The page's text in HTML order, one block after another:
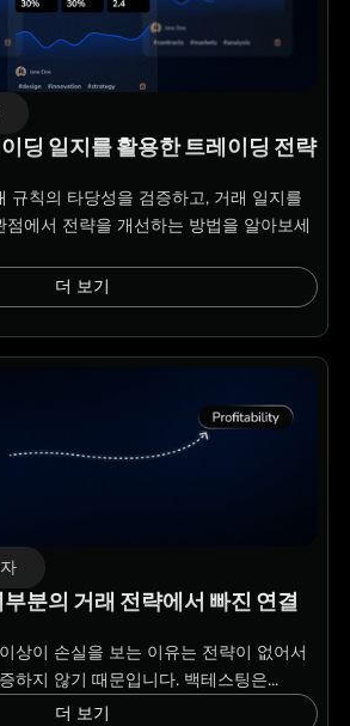
딩 일지를 활용한 트레이딩 전략
규칙의 타당성을 검증하고, 거래 일지를
에서 전략을 개선하는 방법을 알아보세
더 보기
분의 거래 전략에서 빠진 연결
상이 손실을 보는 이유는 전략이 없어서
하지 않기 때문입니다. 백테스팅은...
더 보기